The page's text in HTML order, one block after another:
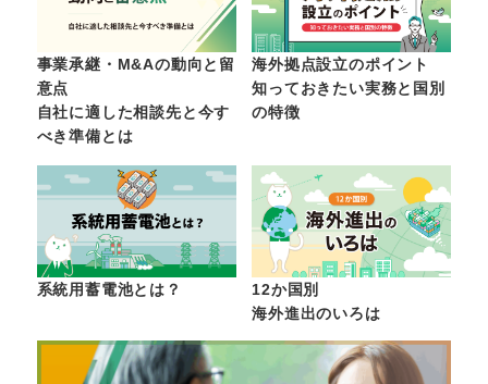
事業承継・M&Aの動向と留
意点
自社に適した相談先と今す
べき準備とは
海外拠点設立のポイント
知っておきたい実務と国別
の特徴
系統用蓄電池とは？
12か国別
海外進出のいろは